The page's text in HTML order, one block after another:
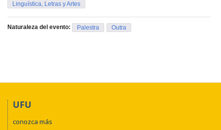
Linguística, Letras y Artes
Naturaleza del evento: Palestra Outra
UFU
conozca más